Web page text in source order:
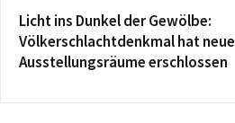
Licht ins Dunkel der Gewölbe:
Völkerschlachtdenkmal hat neue
Ausstellungsräume erschlossen